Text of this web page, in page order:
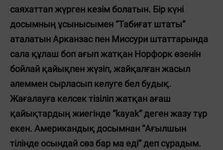
саяхаттап жүрген кезім болатын. Бір күні
досымның ұсынысымен “Табиғат штаты”
аталатын Арканзас пен Миссури штаттарында
сала құлаш боп ағып жатқан Норфорк өзенін
бойлай қайықпен жүзіп, жайқалған жасыл
әлеммен сырласып келуге бел будық.
Жағалауға келсек тізіліп жатқан ағаш
қайықтардың жиегінде “kayak” деген жазу тұр
екен. Американдық досымнан “Ағылшын
тілінде осындай сөз бар ма еді” деп сұрадым.